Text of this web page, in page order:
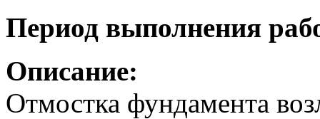
Период выполнения
Описание:
Отмостка фундамента